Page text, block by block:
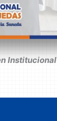
Institucional